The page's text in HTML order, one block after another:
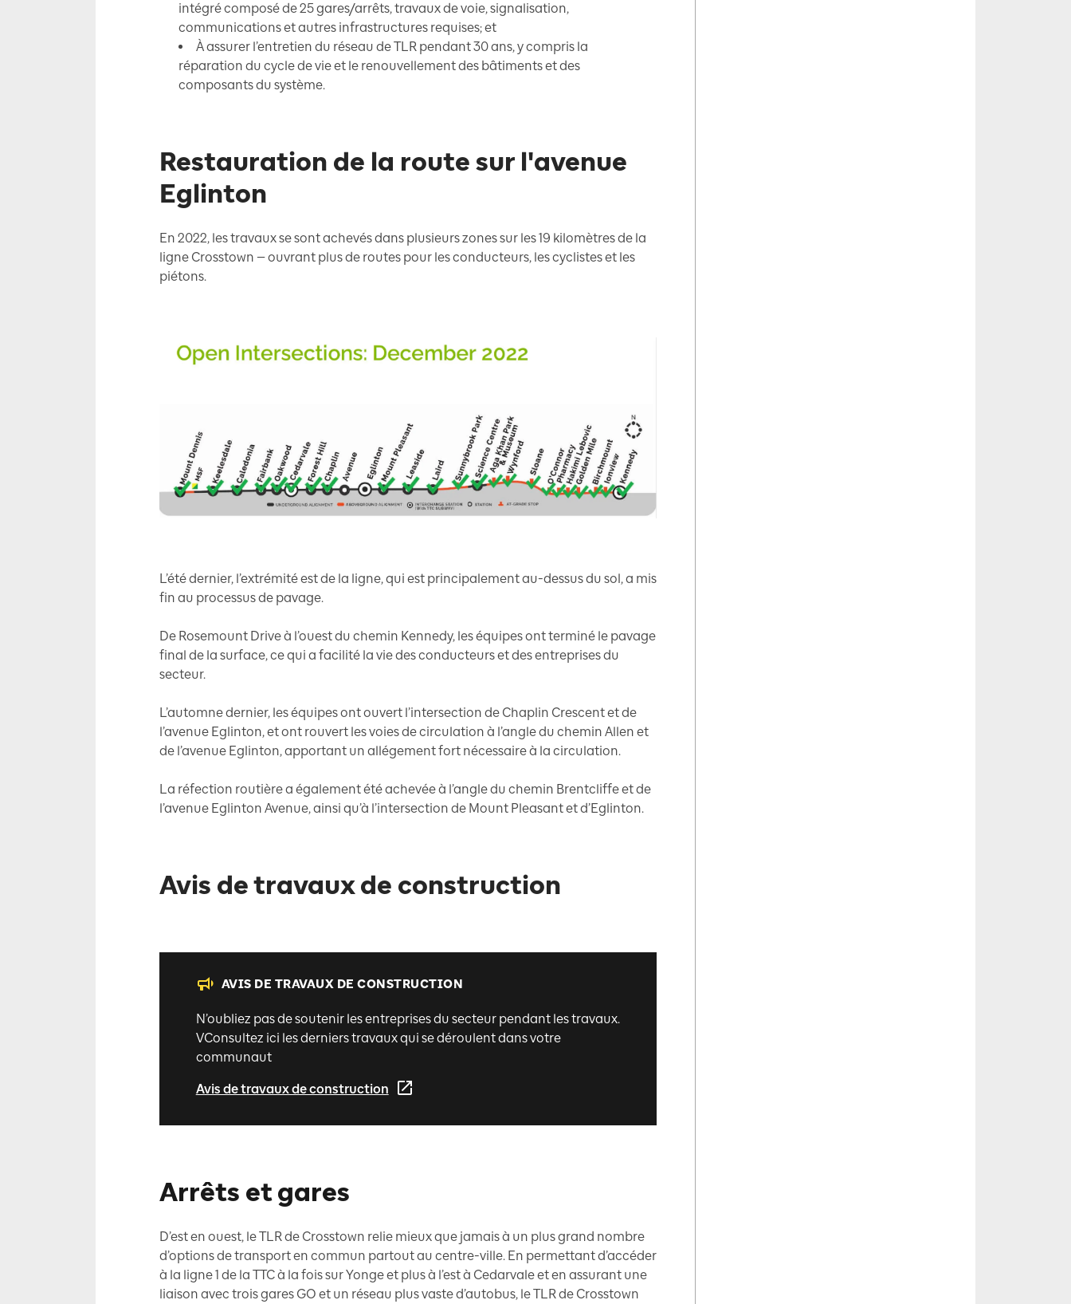
intégré composé de 25 gares/arrêts, travaux de voie, signalisation,
communications et autres infrastructures requises; et
À assurer l’entretien du réseau de TLR pendant 30 ans, y compris la
réparation du cycle de vie et le renouvellement des bâtiments et des
composants du système.
Restauration de la route sur l'avenue
Eglinton
En 2022, les travaux se sont achevés dans plusieurs zones sur les 19 kilomètres de la
ligne Crosstown — ouvrant plus de routes pour les conducteurs, les cyclistes et les
piétons.
L’été dernier, l’extrémité est de la ligne, qui est principalement au-dessus du sol, a mis
fin au processus de pavage.
De Rosemount Drive à l’ouest du chemin Kennedy, les équipes ont terminé le pavage
final de la surface, ce qui a facilité la vie des conducteurs et des entreprises du
secteur.
L’automne dernier, les équipes ont ouvert l’intersection de Chaplin Crescent et de
l’avenue Eglinton, et ont rouvert les voies de circulation à l’angle du chemin Allen et
de l’avenue Eglinton, apportant un allégement fort nécessaire à la circulation.
La réfection routière a également été achevée à l’angle du chemin Brentcliffe et de
l’avenue Eglinton Avenue, ainsi qu’à l’intersection de Mount Pleasant et d’Eglinton.
Avis de travaux de construction
AVIS DE TRAVAUX DE CONSTRUCTION
N’oubliez pas de soutenir les entreprises du secteur pendant les travaux.
VConsultez ici les derniers travaux qui se déroulent dans votre
communaut
Avis de travaux de construction
Arrêts et gares
D’est en ouest, le TLR de Crosstown relie mieux que jamais à un plus grand nombre
d’options de transport en commun partout au centre-ville. En permettant d’accéder
à la ligne 1 de la TTC à la fois sur Yonge et plus à l’est à Cedarvale et en assurant une
liaison avec trois gares GO et un réseau plus vaste d’autobus, le TLR de Crosstown